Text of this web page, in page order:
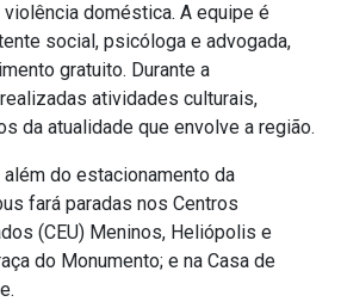
doméstica. A equipe é
social, psicóloga e advogada,
gratuito. Durante a
atividades culturais,
da atualidade que envolve a região.
do estacionamento da
fará paradas nos Centros
(CEU) Meninos, Heliópolis e
do Monumento; e na Casa de